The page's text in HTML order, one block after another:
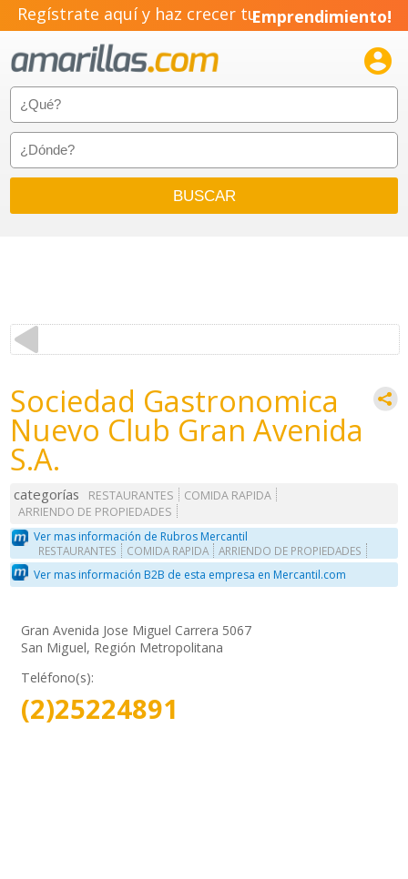
Regístrate aquí y haz crecer tuEmprendimiento!

Sociedad Gastronomica
Nuevo Club Gran Avenida
S.A.
categorías RESTAURANTES
COMIDA RAPIDA
ARRIENDO DE PROPIEDADES
Ver mas información de Rubros Mercantil
RESTAURANTES COMIDA RAPIDA ARRIENDO DE PROPIEDADES
Ver mas información B2B de esta empresa en Mercantil.com
Gran Avenida Jose Miguel Carrera 5067
San Miguel, Región Metropolitana
Teléfono(s):
(2)25224891